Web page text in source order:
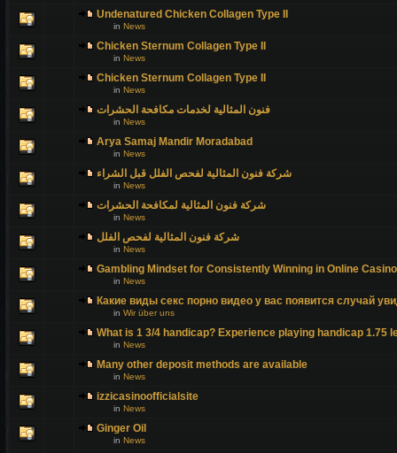
Undenatured Chicken Collagen Type II
in News
Chicken Sternum Collagen Type II
in News
Chicken Sternum Collagen Type II
in News
فنون المثالية لخدمات مكافحة الحشرات
in News
Arya Samaj Mandir Moradabad
in News
شركة فنون المثالية لفحص الفلل قبل الشراء
in News
شركة فنون المثالية لمكافحة الحشرات
in News
شركة فنون المثالية لفحص الفلل
in News
Gambling Mindset for Consistently Winning in Online
in News
Какие виды секс порно видео у вас появится случай
in Wir über uns
What is 1 3/4 handicap? Experience playing handicap 1.75
in News
Many other deposit methods are available
in News
izzicasinoofficialsite
in News
Ginger Oil
in News